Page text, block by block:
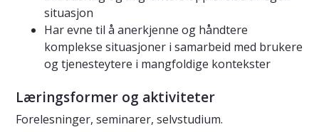
situasjon
Har evne til å anerkjenne og håndtere
komplekse situasjoner i samarbeid med brukere
og tjenesteytere i mangfoldige kontekster
Læringsformer og aktiviteter
Forelesninger, seminarer, selvstudium.